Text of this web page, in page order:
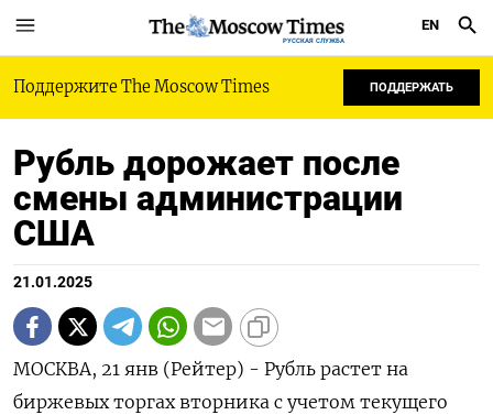
РУССКАЯ СЛУЖБА
EN
Поддержите The Moscow Times ПОДДЕРЖАТЬ
Рубль дорожает после
смены администрации
США
21.01.2025
МОСКВА, 21 янв (Рейтер) - Рубль растет на
биржевых торгах вторника с учетом текущего